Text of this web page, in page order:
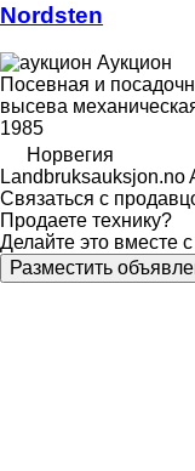
Nordsten
Аукцион
Посевная и
высева
1985
Норвегия
Landbruksauksjon.no
Связаться с
Продаете технику?
Делайте это вместе
Разместить